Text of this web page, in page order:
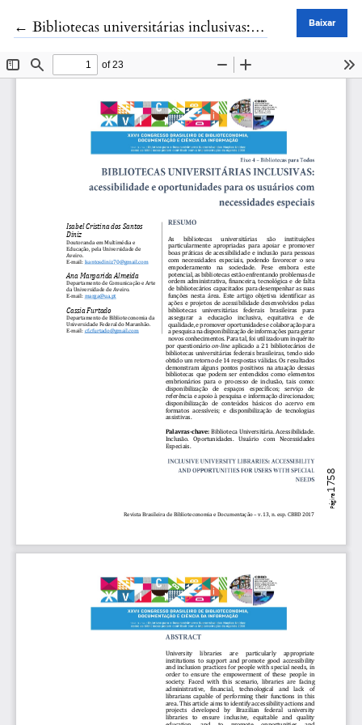
←Voltar aos Detalhes do Artigo
Bibliotecas universitárias inclusivas: acessibilidade e oportunidades para os usuários com necessidades especiais Baixar